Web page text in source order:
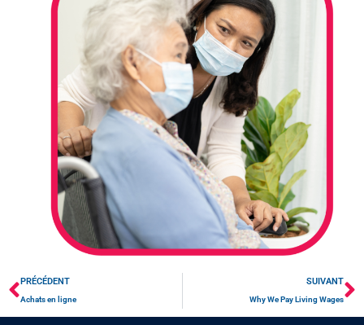
PRÉCÉDENT
Achats en ligne
SUIVANT
Why We Pay Living Wages